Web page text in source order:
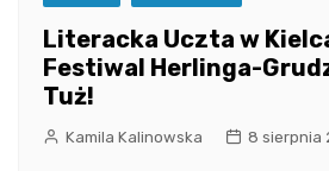
Literacka Uczta w
Festiwal Herlinga-
Tuż!
Kamila Kalinowska 8 sierpnia